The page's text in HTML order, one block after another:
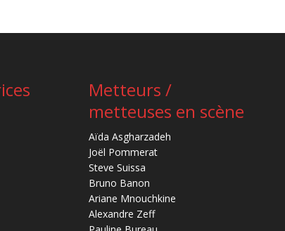
Metteurs /
metteuses en scène
Aïda Asgharzadeh
Joël Pommerat
Steve Suissa
Bruno Banon
Ariane Mnouchkine
Alexandre Zeff